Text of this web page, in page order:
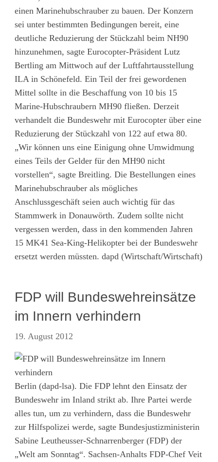
einen Marinehubschrauber zu bauen. Der Konzern
sei unter bestimmten Bedingungen bereit, eine
deutliche Reduzierung der Stückzahl beim NH90
hinzunehmen, sagte Eurocopter-Präsident Lutz
Bertling am Mittwoch auf der Luftfahrtausstellung
ILA in Schönefeld. Ein Teil der frei gewordenen
Mittel sollte in die Beschaffung von 10 bis 15
Marine-Hubschraubern MH90 fließen. Derzeit
verhandelt die Bundeswehr mit Eurocopter über eine
Reduzierung der Stückzahl von 122 auf etwa 80.
„Wir können uns eine Einigung ohne Umwidmung
eines Teils der Gelder für den MH90 nicht
vorstellen“, sagte Breitling. Die Bestellungen eines
Marinehubschrauber als mögliches
Anschlussgeschäft seien auch wichtig für das
Stammwerk in Donauwörth. Zudem sollte nicht
vergessen werden, dass in den kommenden Jahren
15 MK41 Sea-King-Helikopter bei der Bundeswehr
ersetzt werden müssten. dapd (Wirtschaft/Wirtschaft)
FDP will Bundeswehreinsätze
im Innern verhindern
19. August 2012
Berlin (dapd-lsa). Die FDP lehnt den Einsatz der
Bundeswehr im Inland strikt ab. Ihre Partei werde
alles tun, um zu verhindern, dass die Bundeswehr
zur Hilfspolizei werde, sagte Bundesjustizministerin
Sabine Leutheusser-Schnarrenberger (FDP) der
„Welt am Sonntag“. Sachsen-Anhalts FDP-Chef Veit